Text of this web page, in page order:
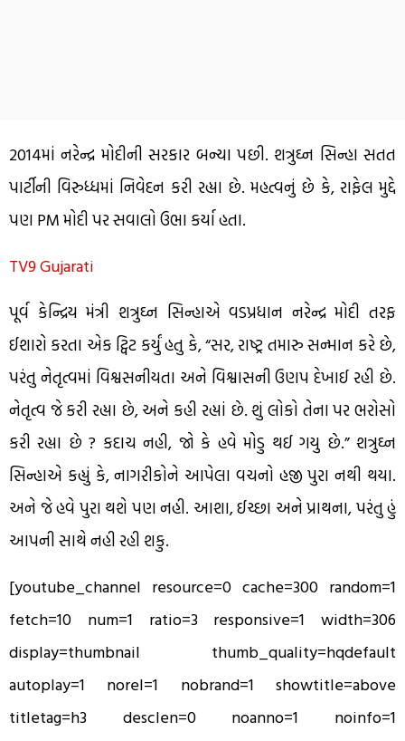
2014માં નરેન્દ્ર મોદીની સરકાર બન્યા પછી. શત્રુઘ્ન સિન્હા સતત
પાર્ટીની વિરુધ્ધમાં નિવેદન કરી રહ્યા છે. મહત્વનું છે કે, રાફેલ મુદ્દે
પણ PM મોદી પર સવાલો ઉભા કર્યા હતા.
TV9 Gujarati
પૂર્વ કેન્દ્રિય મંત્રી શત્રુઘ્ન સિન્હાએ વડપ્રધાન નરેન્દ્ર મોદી તરફ
ઈશારો કરતા એક ટ્વિટ કર્યું હતુ કે, “સર, રાષ્ટ્ર તમારુ સન્માન કરે છે,
પરંતુ નેતૃત્વમાં વિશ્વસનીયતા અને વિશ્વાસની ઉણપ દેખાઈ રહી છે.
નેતૃત્વ જે કરી રહ્યા છે, અને કહી રહ્યાં છે. શું લોકો તેના પર ભરોસો
કરી રહ્યા છે ? કદાચ નહી, જો કે હવે મોડુ થઈ ગયુ છે.” શત્રુઘ્ન
સિન્હાએ કહ્યું કે, નાગરીકોને આપેલા વચનો હજી પુરા નથી થયા.
અને જે હવે પુરા થશે પણ નહી. આશા, ઈચ્છા અને પ્રાથના, પરંતુ હું
આપની સાથે નહી રહી શકુ.
[youtube_channel resource=0 cache=300 random=1
fetch=10 num=1 ratio=3 responsive=1 width=306
display=thumbnail thumb_quality=hqdefault
autoplay=1 norel=1 nobrand=1 showtitle=above
titletag=h3 desclen=0 noanno=1 noinfo=1